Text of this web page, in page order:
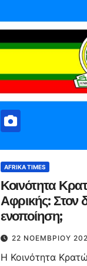
AFRIKA TIMES
Κοινότητα
Αφρικής: Στον
ενοποίηση;
22 ΝΟΕΜΒΡΊΟΥ
Η Κοινότητα